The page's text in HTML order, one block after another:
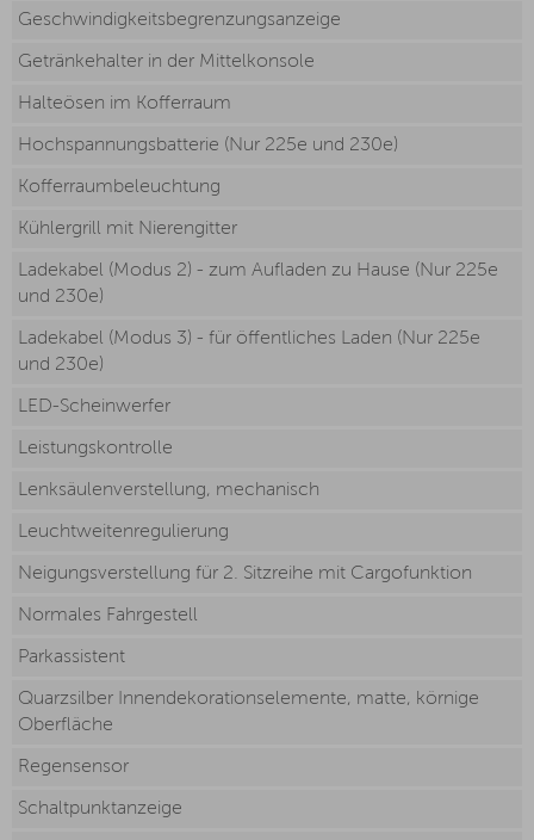
Geschwindigkeitsbegrenzungsanzeige
Getränkehalter in der Mittelkonsole
Halteösen im Kofferraum
Hochspannungsbatterie (Nur 225e und 230e)
Kofferraumbeleuchtung
Kühlergrill mit Nierengitter
Ladekabel (Modus 2) - zum Aufladen zu Hause (Nur 225e
und 230e)
Ladekabel (Modus 3) - für öffentliches Laden (Nur 225e
und 230e)
LED-Scheinwerfer
Leistungskontrolle
Lenksäulenverstellung, mechanisch
Leuchtweitenregulierung
Neigungsverstellung für 2. Sitzreihe mit Cargofunktion
Normales Fahrgestell
Parkassistent
Quarzsilber Innendekorationselemente, matte, körnige
Oberfläche
Regensensor
Schaltpunktanzeige